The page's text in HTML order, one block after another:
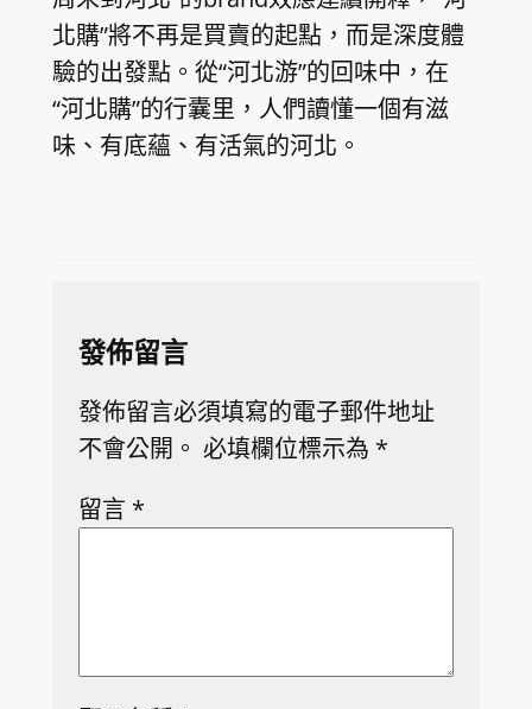
北購”將不再是買賣的起點，而是深度體
驗的出發點。從“河北游”的回味中，在
“河北購”的行囊里，人們讀懂一個有滋
味、有底蘊、有活氣的河北。
發佈留言
發佈留言必須填寫的電子郵件地址
不會公開。 必填欄位標示為 *
留言 *